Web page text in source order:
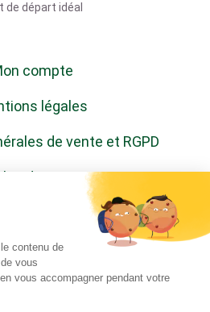
de départ idéal
compte
légales
de vente et RGPD
Plan du site